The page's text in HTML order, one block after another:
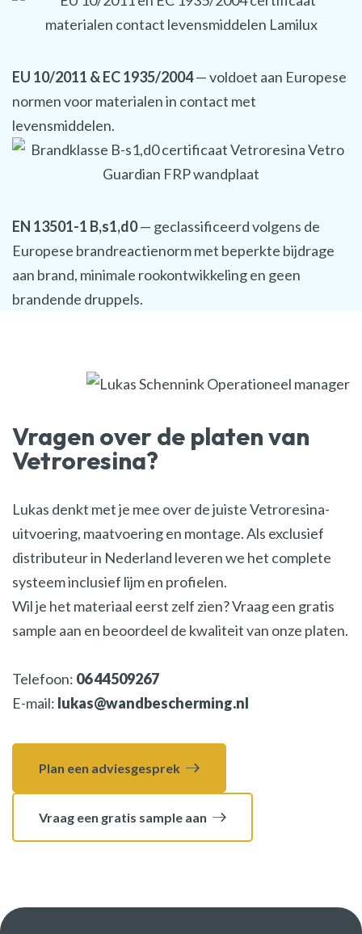
EU 10/2011 & EC 1935/2004— voldoet aan Europese
normen voor materialen in contact met
levensmiddelen.
EN 13501-1 B,s1,d0— geclassificeerd volgens de
Europese brandreactienorm met beperkte bijdrage
aan brand, minimale rookontwikkeling en geen
brandende druppels.
Vragen over de platen van
Vetroresina?
Lukas denkt met je mee over de juiste Vetroresina-
uitvoering, maatvoering en montage. Als exclusief
distributeur in Nederland leveren we het complete
systeem inclusief lijm en profielen.
Wil je het materiaal eerst zelf zien? Vraag een gratis
sample aan en beoordeel de kwaliteit van onze platen.
Telefoon: 06 44509267
E-mail: lukas@wandbescherming.nl
Plan een adviesgesprek
Vraag een gratis sample aan